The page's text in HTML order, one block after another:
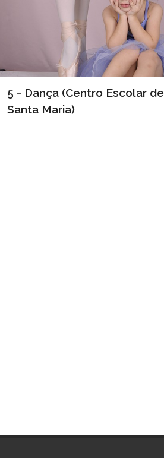
5 - Dança (Centro Escolar de
Santa Maria)